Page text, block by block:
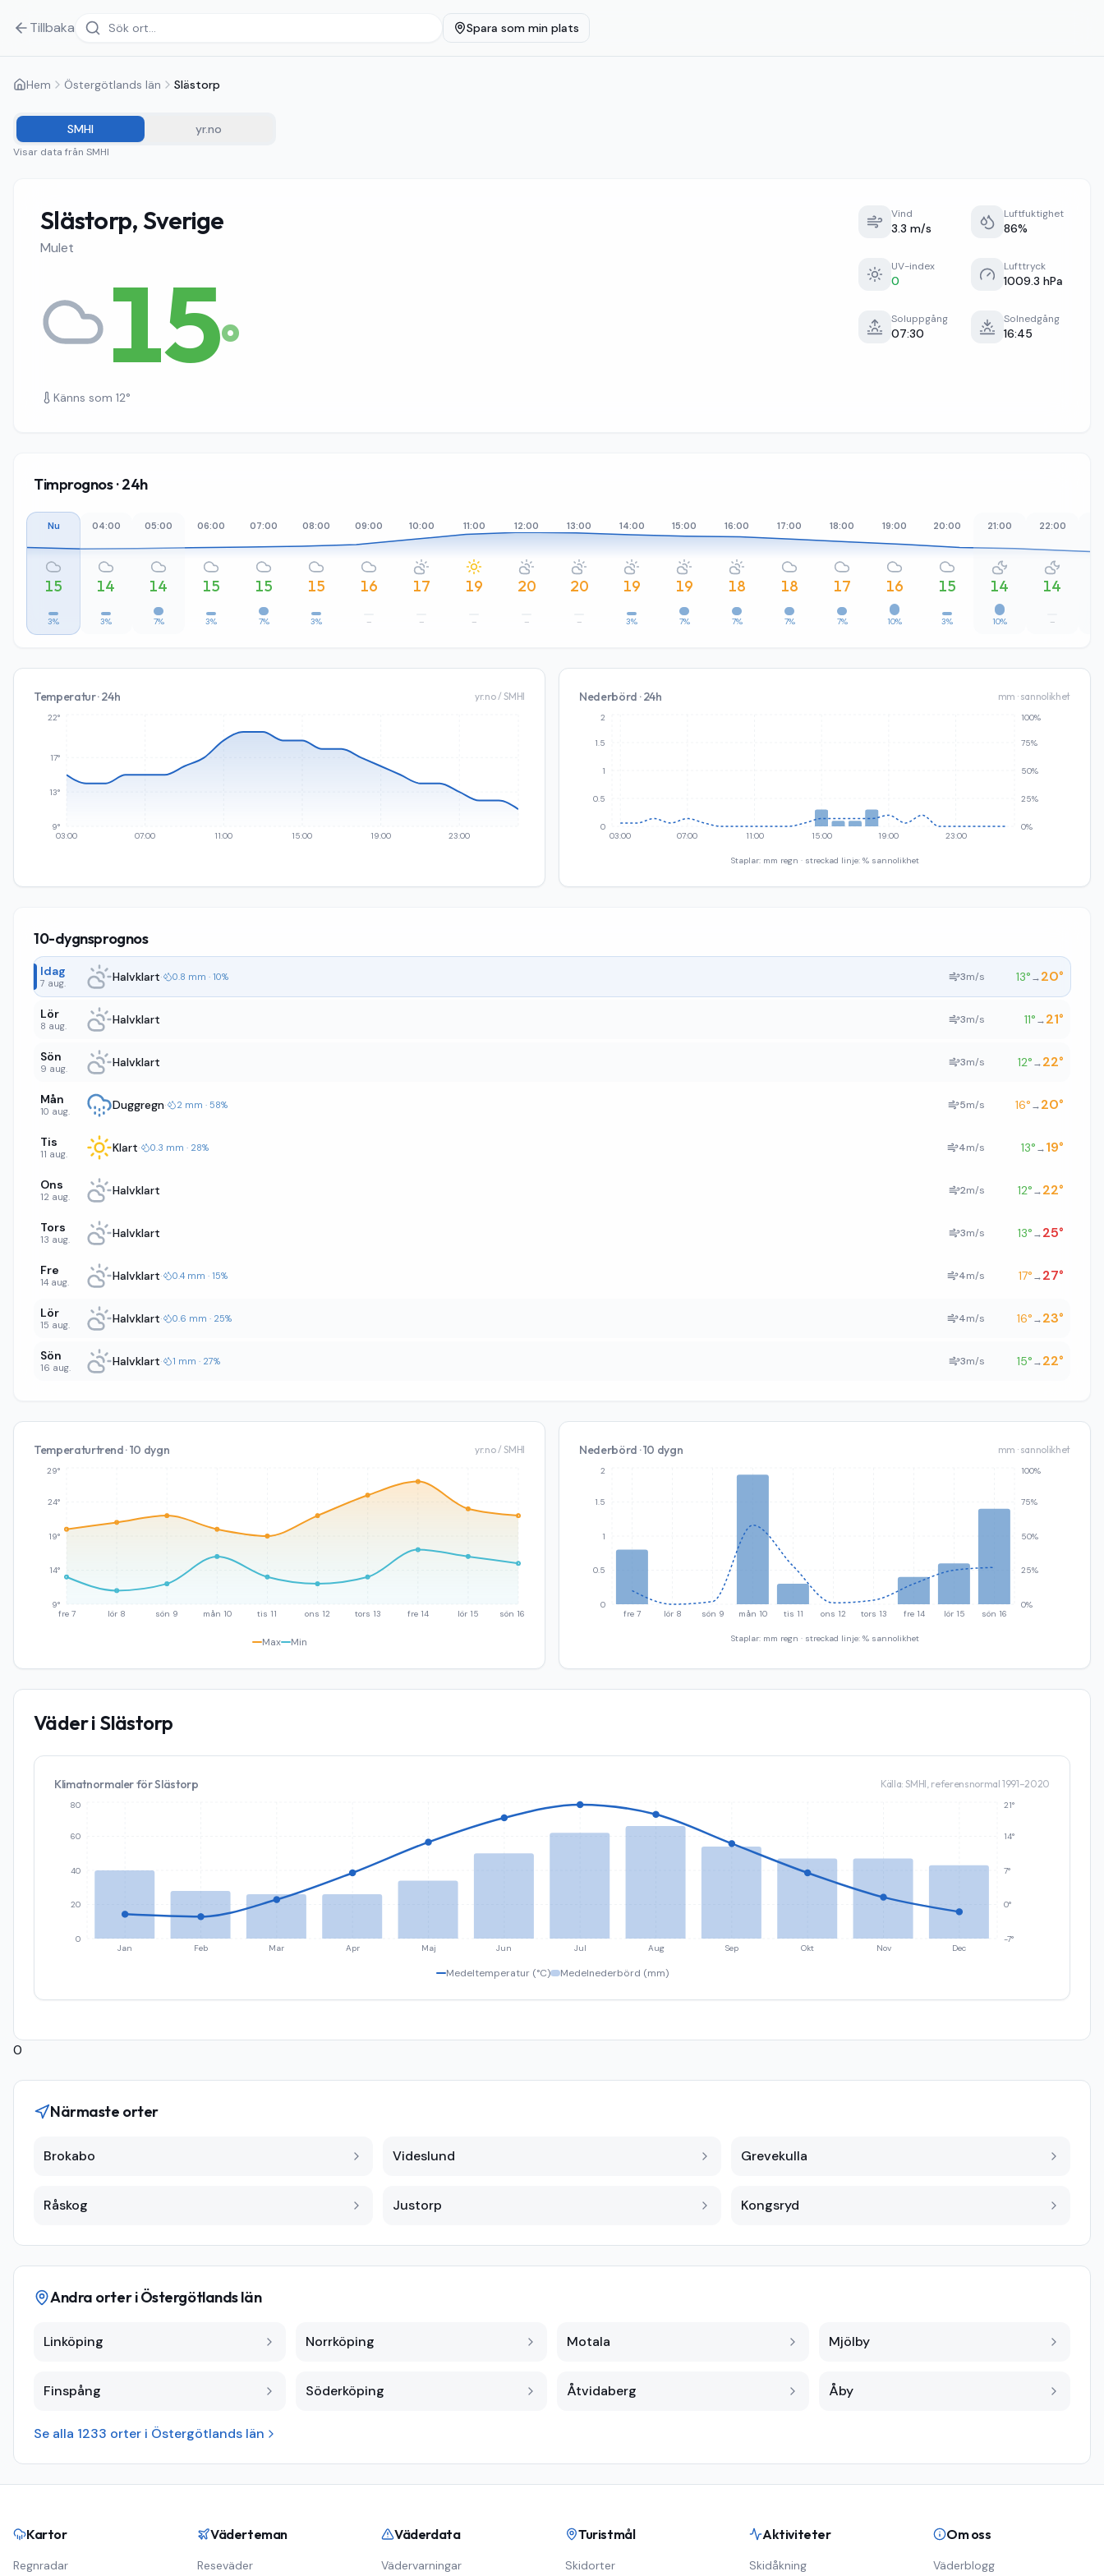
Tillbaka Spara som min plats
Hem Östergötlands län Slästorp
SMHI yr.no
Visar data från SMHI
Slästorp, Sverige
Mulet
15°
Känns som 12°
Vind
3.3 m/s
Luftfuktighet
86%
UV-index
0
Lufttryck
1009.3 hPa
Soluppgång
07:30
Solnedgång
16:45
Timprognos · 24h
Nu
15
3%
04:00
14
3%
05:00
14
7%
06:00
15
3%
07:00
15
7%
08:00
15
3%
09:00
16
–
10:00
17
–
11:00
19
–
12:00
20
–
13:00
20
–
14:00
19
3%
15:00
19
7%
16:00
18
7%
17:00
18
7%
18:00
17
7%
19:00
16
10%
20:00
15
3%
21:00
14
10%
22:00
14
–
Temperatur · 24h yr.no / SMHI
03:00 07:00 11:00 15:00 19:00 23:00
9°
13°
17°
22°
Nederbörd · 24h mm · sannolikhet
03:00 07:00 11:00 15:00 19:00 23:00
0
0.5
1
1.5
2
0%
25%
50%
75%
100%
Staplar: mm regn · streckad linje: % sannolikhet
10-dygnsprognos
Idag
7 aug. Halvklart· 0.8 mm · 10% 3m/s 13°→20°
Lör
8 aug. Halvklart 3m/s 11°→21°
Sön
9 aug. Halvklart 3m/s 12°→22°
Mån
10 aug. Duggregn· 2 mm · 58% 5m/s 16°→20°
Tis
11 aug. Klart· 0.3 mm · 28% 4m/s 13°→19°
Ons
12 aug. Halvklart 2m/s 12°→22°
Tors
13 aug. Halvklart 3m/s 13°→25°
Fre
14 aug. Halvklart· 0.4 mm · 15% 4m/s 17°→27°
Lör
15 aug. Halvklart· 0.6 mm · 25% 4m/s 16°→23°
Sön
16 aug. Halvklart· 1 mm · 27% 3m/s 15°→22°
Temperaturtrend · 10 dygn yr.no / SMHI
fre 7 lör 8 sön 9 mån 10 tis 11 ons 12 tors 13 fre 14 lör 15 sön 16
9°
14°
19°
24°
29°
Max Min
Nederbörd · 10 dygn mm · sannolikhet
fre 7 lör 8 sön 9 mån 10 tis 11 ons 12 tors 13 fre 14 lör 15 sön 16
0
0.5
1
1.5
2
0%
25%
50%
75%
100%
Staplar: mm regn · streckad linje: % sannolikhet
Väder i Slästorp
Klimatnormaler förSlästorp Källa: SMHI, referensnormal 1991–2020
Jan Feb Mar Apr Maj Jun Jul Aug Sep Okt Nov Dec
0
20
40
60
80
-7°
0°
7°
14°
21°
Medeltemperatur (°C) Medelnederbörd (mm)
0
Närmaste orter
Brokabo Videslund Grevekulla
Råskog Justorp Kongsryd
Andra orter iÖstergötlands län
Linköping Norrköping Motala Mjölby
Finspång Söderköping Åtvidaberg Åby
Se alla 1233 orter i Östergötlands län
Kartor
Regnradar
Väderteman
Reseväder
Väderdata
Vädervarningar
Turistmål
Skidorter
Aktiviteter
Skidåkning
Om oss
Väderblogg